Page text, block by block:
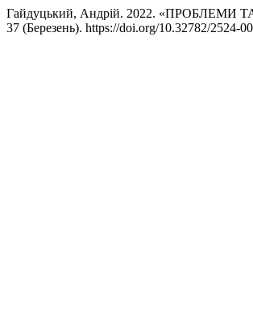
Гайдуцький, Андрій. 2022.
37 (Березень). https://doi.org/10.32782/2524-